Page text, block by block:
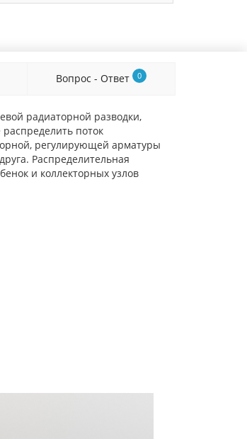
Вопрос - Ответ 0
радиаторной разводки,
поток
регулирующей арматуры
Распределительная
и коллекторных узлов